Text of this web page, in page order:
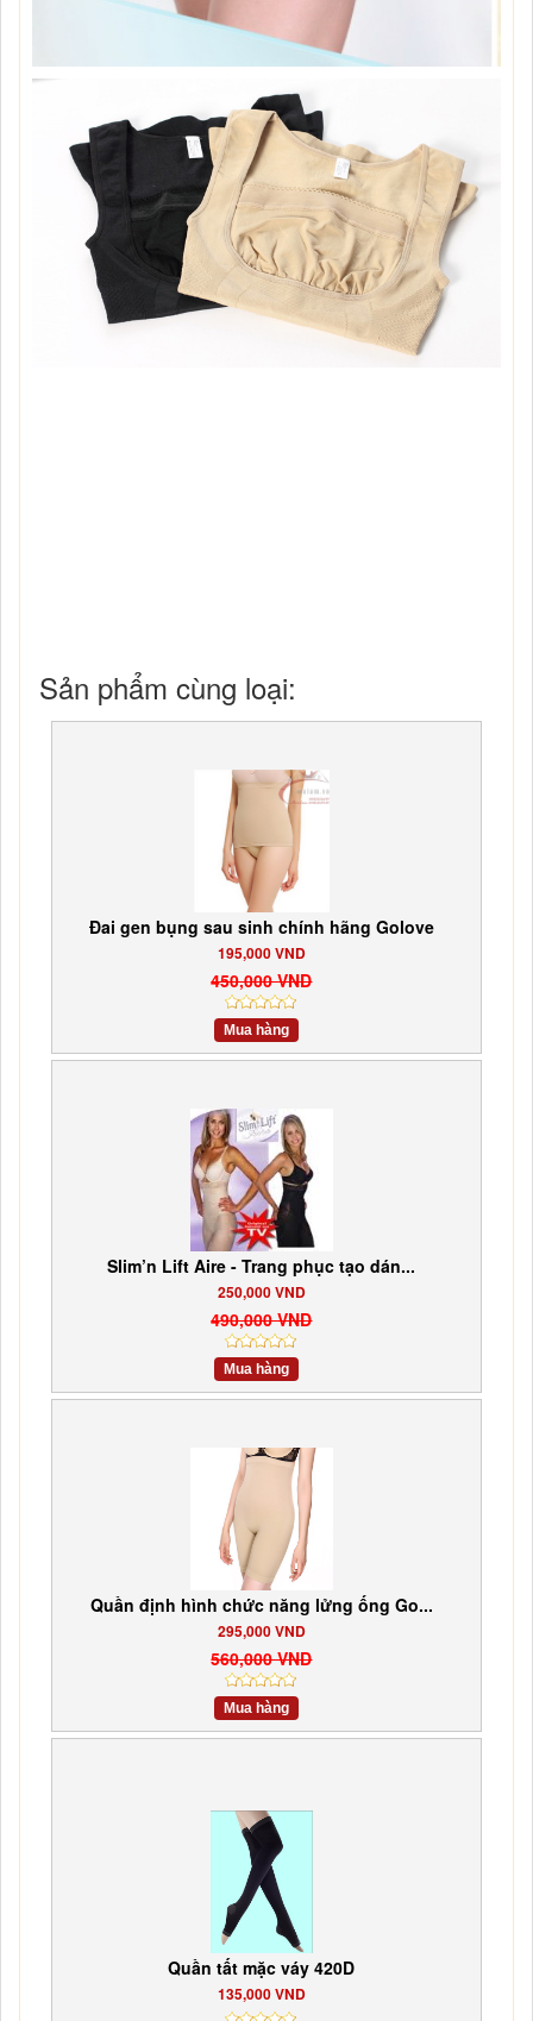
Sản phẩm cùng loại:
Đai gen bụng sau sinh chính hãng Golove
195,000 VND
450,000 VND
Mua hàng
Slim’n Lift Aire - Trang phục tạo dán...
250,000 VND
490,000 VND
Mua hàng
Quần định hình chức năng lửng ống Go...
295,000 VND
560,000 VND
Mua hàng
Quần tất mặc váy 420D
135,000 VND